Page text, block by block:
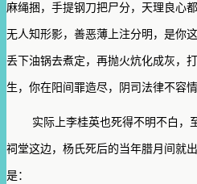
麻绳捆，手提钢刀把尸分，天理良心
无人知形影，善恶薄上注分明，是你
丢下油锅去煮定，再抛火炕化成灰，
生，你在阳间罪造尽，阴司法律不容情
实际上李桂英也死得不明不白，
祠堂这边，杨氏死后的当年腊月间就
是：